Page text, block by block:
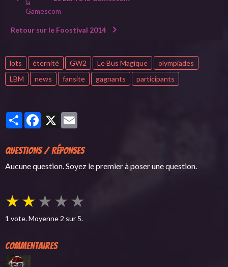
Retour sur le Foostival 2014
lots éternité GW2 Le Bus Magique
olympiades
LBM
news fansite gagnants participants
PartagerFacebook
X
Questions / Réponses
Aucune question. Soyez le premier à poser une question.
★★ ★ ★ ★
1 vote. Moyenne 2 sur 5.
Commentaires